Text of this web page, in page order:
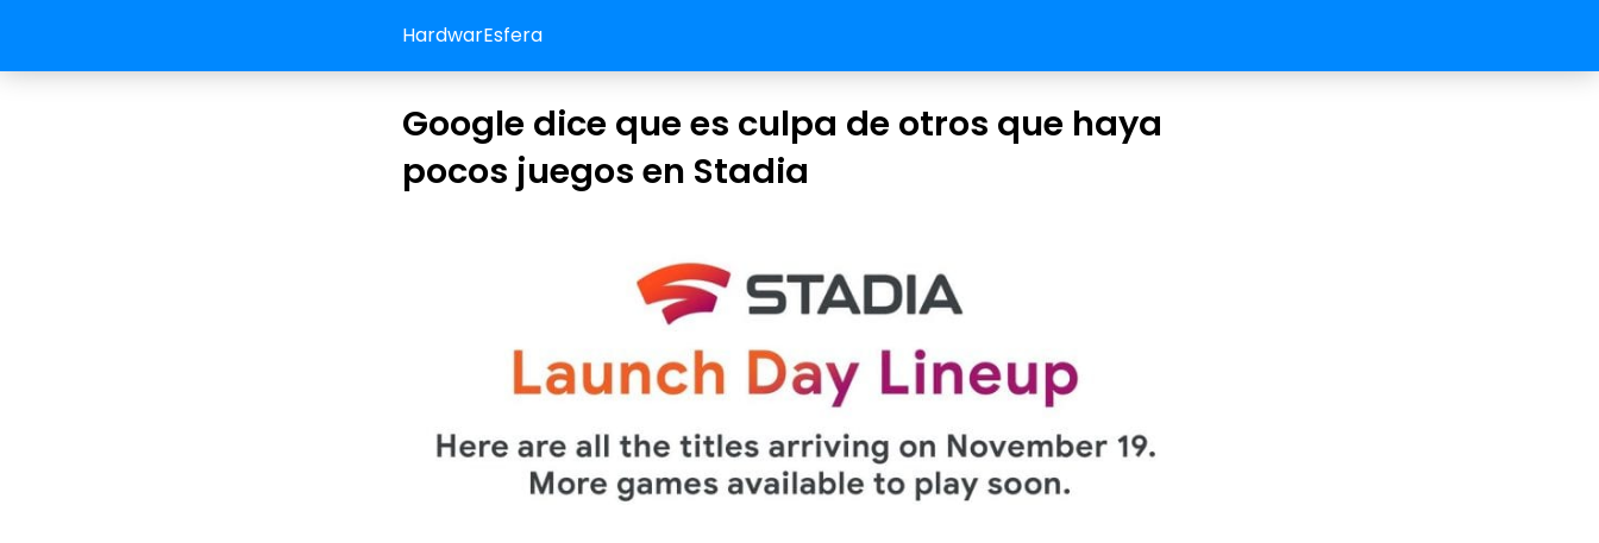
HardwarEsfera
Google dice que es culpa de otros que haya
pocos juegos en Stadia